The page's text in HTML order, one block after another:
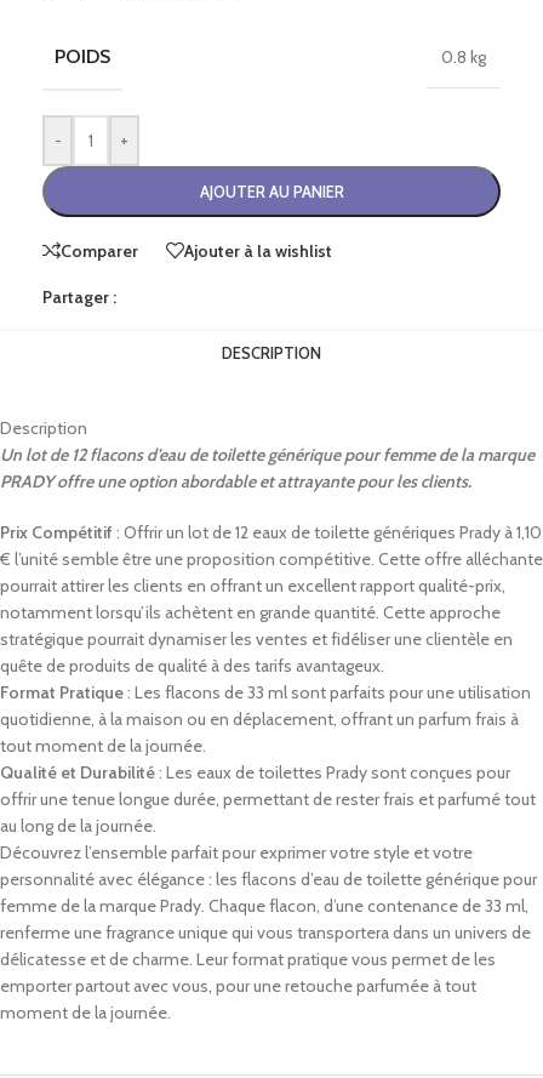
POIDS 0.8 kg
- +
AJOUTER AU PANIER
Comparer Ajouter à la wishlist
Partager :
DESCRIPTION
Description
Un lot de 12 flacons d’eau de toilette générique pour femme de la marque
PRADY offre une option abordable et attrayante pour les clients.
Prix Compétitif : Offrir un lot de 12 eaux de toilette génériques Prady à 1,10
€ l’unité semble être une proposition compétitive. Cette offre alléchante
pourrait attirer les clients en offrant un excellent rapport qualité-prix,
notamment lorsqu’ils achètent en grande quantité. Cette approche
stratégique pourrait dynamiser les ventes et fidéliser une clientèle en
quête de produits de qualité à des tarifs avantageux.
Format Pratique: Les flacons de 33 ml sont parfaits pour une utilisation
quotidienne, à la maison ou en déplacement, offrant un parfum frais à
tout moment de la journée.
Qualité et Durabilité: Les eaux de toilettes Prady sont conçues pour
offrir une tenue longue durée, permettant de rester frais et parfumé tout
au long de la journée.
Découvrez l’ensemble parfait pour exprimer votre style et votre
personnalité avec élégance : les flacons d’eau de toilette générique pour
femme de la marque Prady. Chaque flacon, d’une contenance de 33 ml,
renferme une fragrance unique qui vous transportera dans un univers de
délicatesse et de charme. Leur format pratique vous permet de les
emporter partout avec vous, pour une retouche parfumée à tout
moment de la journée.